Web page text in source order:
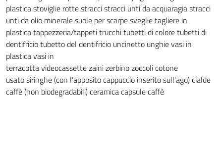
plasticastoviglie rottestraccistracci unti da acquaragiastracci
unti da olio mineralesuole per scarpesveglietagliere in
plasticatappezzeria/tappetitrucchitubetti di coloretubetti di
dentifriciotubetto del dentifricio uncinetto unghievasi in
plasticavasi in
terracottavideocassettezainizerbinozoccolicotone
usatosiringhe (con l'apposito cappuccio inserito sull'ago)cialde
caffè (non biodegradabili)ceramicacapsule caffè